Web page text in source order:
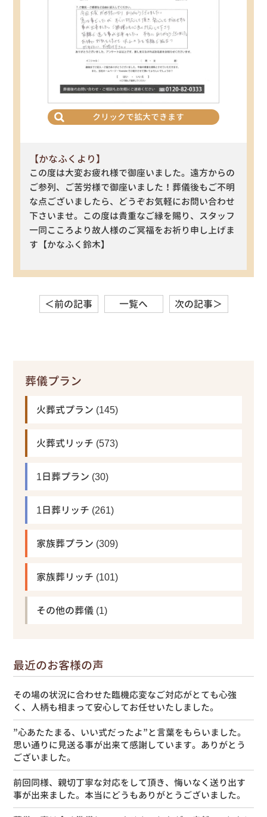
クリックで拡大できます
【かなふくより】
この度は大変お疲れ様で御座いました。遠方からの
ご参列、ご苦労様で御座いました！葬儀後もご不明
な点ございましたら、どうぞお気軽にお問い合わせ
下さいませ。この度は貴重なご縁を賜り、スタッフ
一同こころより故人様のご冥福をお祈り申し上げま
す【かなふく鈴木】
＜前の記事 一覧へ 次の記事＞
葬儀プラン
火葬式プラン (145)
火葬式リッチ (573)
1日葬プラン (30)
1日葬リッチ (261)
家族葬プラン (309)
家族葬リッチ (101)
その他の葬儀 (1)
最近のお客様の声
その場の状況に合わせた臨機応変なご対応がとても心強
く、人柄も相まって安心してお任せいたしました。
”心あたたまる、いい式だったよ”と言葉をもらいました。
思い通りに見送る事が出来て感謝しています。ありがとう
ございました。
前回同様、親切丁寧な対応をして頂き、悔いなく送り出す
事が出来ました。本当にどうもありがとうございました。